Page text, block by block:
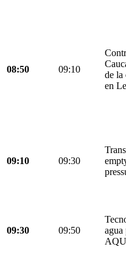
08:50 09:10
de la
en
09:10 09:30
09:30 09:50
agua